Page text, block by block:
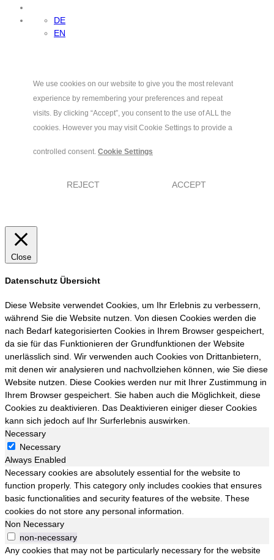
DE
EN
We use cookies on our website to give you the most relevant
experience by remembering your preferences and repeat
visits. By clicking “Accept”, you consent to the use of ALL the
cookies. However you may visit Cookie Settings to provide a
controlled consent. Cookie Settings
REJECT ACCEPT
Close
Datenschutz Übersicht
Diese Website verwendet Cookies, um Ihr Erlebnis zu verbessern,
während Sie die Website nutzen. Von diesen Cookies werden die
nach Bedarf kategorisierten Cookies in Ihrem Browser gespeichert,
da sie für das Funktionieren der Grundfunktionen der Website
unerlässlich sind. Wir verwenden auch Cookies von Drittanbietern,
mit denen wir analysieren und nachvollziehen können, wie Sie diese
Website nutzen. Diese Cookies werden nur mit Ihrer Zustimmung in
Ihrem Browser gespeichert. Sie haben auch die Möglichkeit, diese
Cookies zu deaktivieren. Das Deaktivieren einiger dieser Cookies
kann sich jedoch auf Ihr Surferlebnis auswirken.
Necessary
Necessary
Always Enabled
Necessary cookies are absolutely essential for the website to
function properly. This category only includes cookies that ensures
basic functionalities and security features of the website. These
cookies do not store any personal information.
Non Necessary
non-necessary
Any cookies that may not be particularly necessary for the website